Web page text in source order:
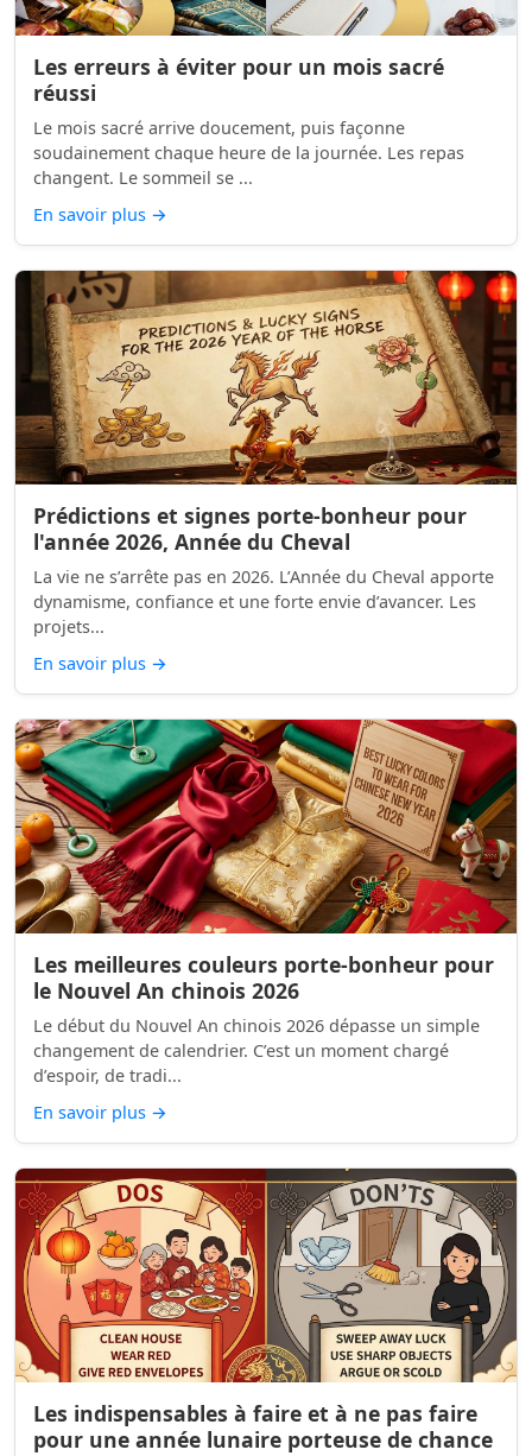
Les erreurs à éviter pour un mois sacré
réussi
Le mois sacré arrive doucement, puis façonne
soudainement chaque heure de la journée. Les repas
changent. Le sommeil se ...
En savoir plus →
Prédictions et signes porte-bonheur pour
l'année 2026, Année du Cheval
La vie ne s’arrête pas en 2026. L’Année du Cheval apporte
dynamisme, confiance et une forte envie d’avancer. Les
projets...
En savoir plus →
Les meilleures couleurs porte-bonheur pour
le Nouvel An chinois 2026
Le début du Nouvel An chinois 2026 dépasse un simple
changement de calendrier. C’est un moment chargé
d’espoir, de tradi...
En savoir plus →
Les indispensables à faire et à ne pas faire
pour une année lunaire porteuse de chance